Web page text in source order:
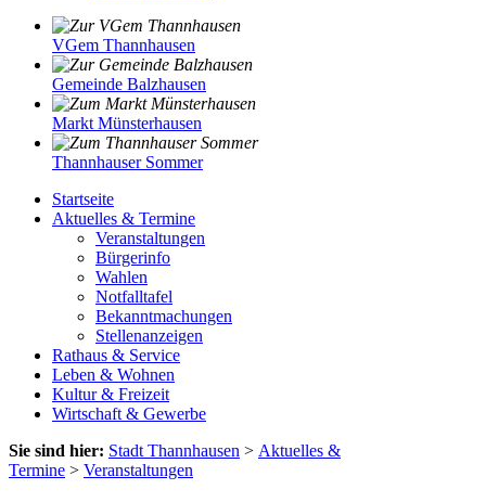
VGem Thannhausen
Gemeinde Balzhausen
Markt Münsterhausen
Thannhauser Sommer
Startseite
Aktuelles & Termine
Veranstaltungen
Bürgerinfo
Wahlen
Notfalltafel
Bekanntmachungen
Stellenanzeigen
Rathaus & Service
Leben & Wohnen
Kultur & Freizeit
Wirtschaft & Gewerbe
Sie sind hier: Stadt Thannhausen > Aktuelles &
Termine > Veranstaltungen